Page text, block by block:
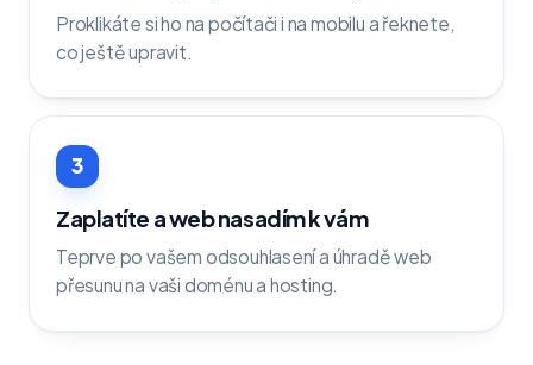
Proklikáte si ho na počítači i na mobilu a řeknete,
co ještě upravit.
3
Zaplatíte a web nasadím k vám
Teprve po vašem odsouhlasení a úhradě web
přesunu na vaši doménu a hosting.